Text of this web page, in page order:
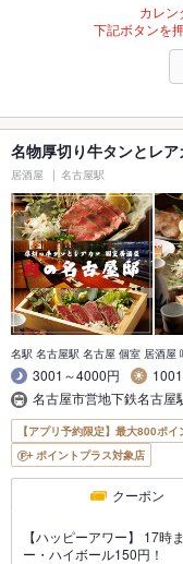
カレン
下記ボタンを
名物厚切り牛タンとレ
居酒屋 名古屋駅
名駅 名古屋駅 名古屋 個室 居酒屋
3001～4000円
名古屋市営地下鉄名古
【アプリ予約限定】最大800ポ
ポイントプラス対象店
クーポン
【ハッピーアワー】 17時
ー・ハイボール150円！